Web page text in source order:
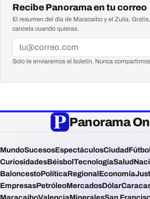
Recibe Panorama en tu correo
El resumen del día de Maracaibo y el Zulia.
cancela cuando quieras.
Solo te enviaremos el boletín. Nunca
Panorama
MundoSucesosEspectáculosCiudadFútbol
CuriosidadesBéisbol TecnologíaSalud
BaloncestoPolíticaRegional Economía
EmpresasPetróleoMercadosDólar